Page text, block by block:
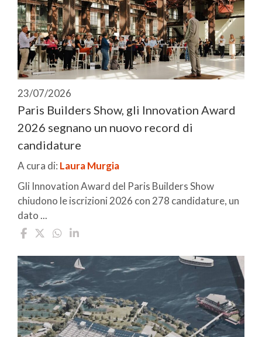
23/07/2026
Paris Builders Show, gli Innovation Award
2026 segnano un nuovo record di
candidature
A cura di: Laura Murgia
Gli Innovation Award del Paris Builders Show
chiudono le iscrizioni 2026 con 278 candidature, un
dato ...